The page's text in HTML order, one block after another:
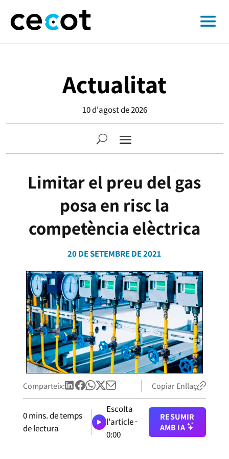
Actualitat
10 d'agost de 2026
Limitar el preu del gas
posa en risc la
competència elèctrica
20 DE SETEMBRE DE 2021
Comparteix: Copiar Enllaç
0mins. de temps
de lectura
Escolta
l'article ·
0:00
RESUMIR
AMB IA